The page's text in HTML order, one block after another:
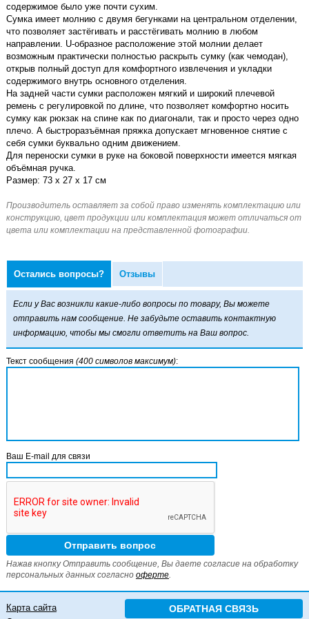
содержимое было уже почти сухим.
Сумка имеет молнию с двумя бегунками на центральном отделении,
что позволяет застёгивать и расстёгивать молнию в любом
направлении. U-образное расположение этой молнии делает
возможным практически полностью раскрыть сумку (как чемодан),
открыв полный доступ для комфортного извлечения и укладки
содержимого внутрь основного отделения.
На задней части сумки расположен мягкий и широкий плечевой
ремень с регулировкой по длине, что позволяет комфортно носить
сумку как рюкзак на спине как по диагонали, так и просто через одно
плечо. А быстроразъёмная пряжка допускает мгновенное снятие с
себя сумки буквально одним движением.
Для переноски сумки в руке на боковой поверхности имеется мягкая
объёмная ручка.
Размер: 73 х 27 х 17 см
Остались вопросы? Отзывы
Если у Вас возникли какие-либо вопросы по товару, Вы можете
отправить нам сообщение. Не забудьте оставить контактную
информацию, чтобы мы смогли ответить на Ваш вопрос.
Текст сообщения (400 символов максимум):
Ваш E-mail для связи
Нажав кнопку Отправить сообщение, Вы даете согласие на обработку
персональных данных согласно оферте.
ОБРАТНАЯ СВЯЗЬ
Карта сайта